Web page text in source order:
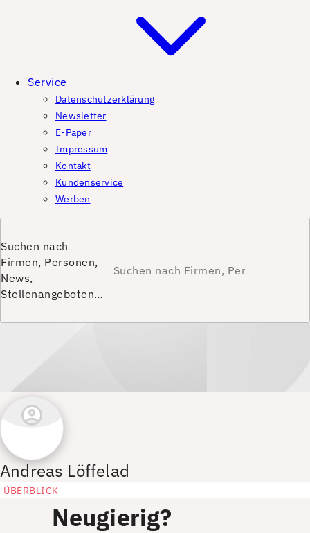
Service
Datenschutzerklärung
Newsletter
E-Paper
Impressum
Kontakt
Kundenservice
Werben
Suchen nach
Firmen, Personen,
News,
Stellenangeboten…
Andreas Löffelad
ÜBERBLICK
Neugierig?